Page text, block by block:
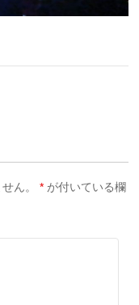
ん。 * が付いている欄